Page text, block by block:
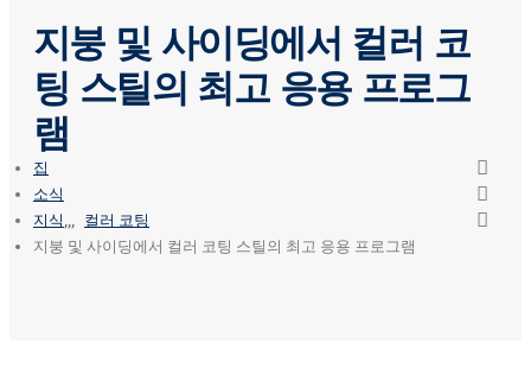
지붕 및 사이딩에서 컬러 코
팅 스틸의 최고 응용 프로그
램
집
소식
지식
컬러 코팅
지붕 및 사이딩에서 컬러 코팅 스틸의 최고 응용 프로그램